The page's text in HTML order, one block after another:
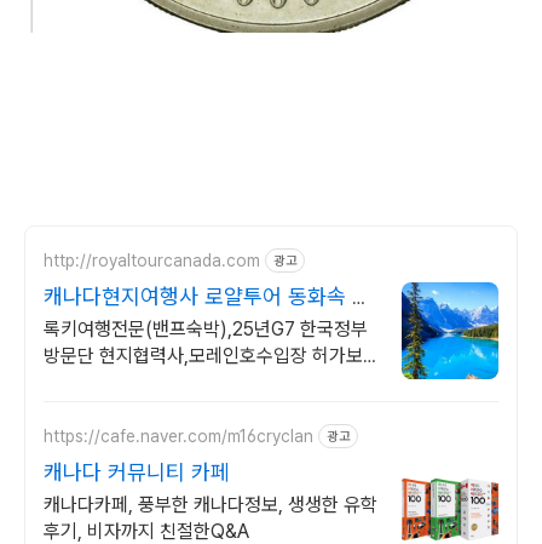
http://royaltourcanada.com 광고
캐나다현지여행사 로얄투어 동화속 마
을 밴프타운 숙박
록키여행전문(밴프숙박),25년G7 한국정부
방문단 현지협력사,모레인호수입장 허가보
https://cafe.naver.com/m16cryclan 광고
캐나다 커뮤니티 카페
캐나다카페, 풍부한 캐나다정보, 생생한 유학
후기, 비자까지 친절한Q&A